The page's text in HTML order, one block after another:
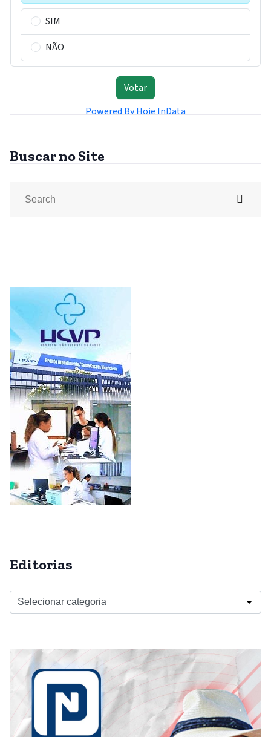
Buscar no Site
Editorias